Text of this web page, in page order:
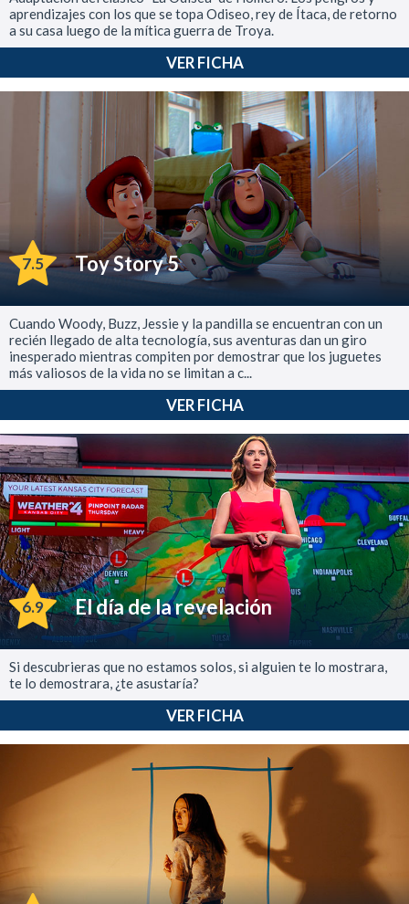
aprendizajes con los que se topa Odiseo, rey de Ítaca, de retorno
a su casa luego de la mítica guerra de Troya.
VER FICHA
7.5 Toy Story 5
Cuando Woody, Buzz, Jessie y la pandilla se encuentran con un
recién llegado de alta tecnología, sus aventuras dan un giro
inesperado mientras compiten por demostrar que los juguetes
más valiosos de la vida no se limitan a c...
VER FICHA
6.9 El día de la revelación
Si descubrieras que no estamos solos, si alguien te lo mostrara,
te lo demostrara, ¿te asustaría?
VER FICHA